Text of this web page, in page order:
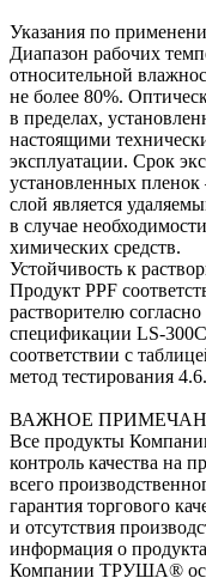
Указания по
Диапазон рабочих
относительной
не более 80%.
в пределах,
настоящими
эксплуатации. Срок
установленных пленок
слой является
в случае
химических средств.
Устойчивость к
Продукт PPF
растворителю согласно
спецификации LS-
соответствии с
метод тестирования
ВАЖНОЕ
Все продукты
контроль качества на
всего
гарантия торгового
и отсутствия
информация о
Компании ТРУША®